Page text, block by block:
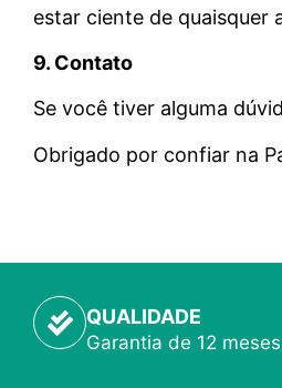
estar ciente de quaisquer
9. Contato
Se você tiver alguma
Obrigado por confiar na
QUALIDADE
Garantia de 12 meses